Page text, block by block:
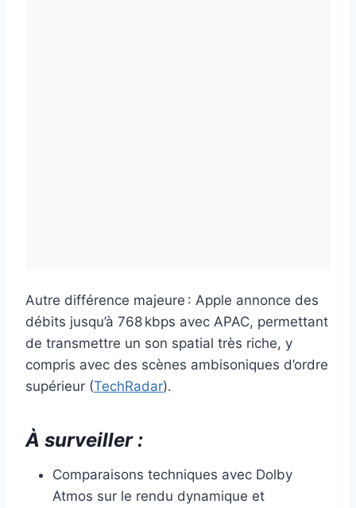
Autre différence majeure : Apple annonce des
débits jusqu’à 768 kbps avec APAC, permettant
de transmettre un son spatial très riche, y
compris avec des scènes ambisoniques d’ordre
supérieur (TechRadar).
À surveiller :
Comparaisons techniques avec Dolby
Atmos sur le rendu dynamique et